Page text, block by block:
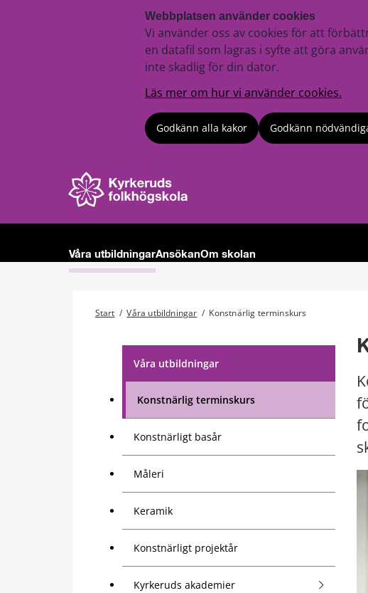
Webbplatsen använder cookies
Vi använder oss av cookies för att
en datafil som lagras i syfte att göra
inte skadlig för din dator.
Läs mer om hur vi använder cookies.
Godkänn alla kakor Godkänn
Våra utbildningarAnsökanOm skolan
Start / Våra utbildningar / Konstnärlig terminskurs
Våra utbildningar
Konstnärlig terminskurs
Konstnärligt basår
Måleri
Keramik
Konstnärligt projektår
Kyrkeruds akademier